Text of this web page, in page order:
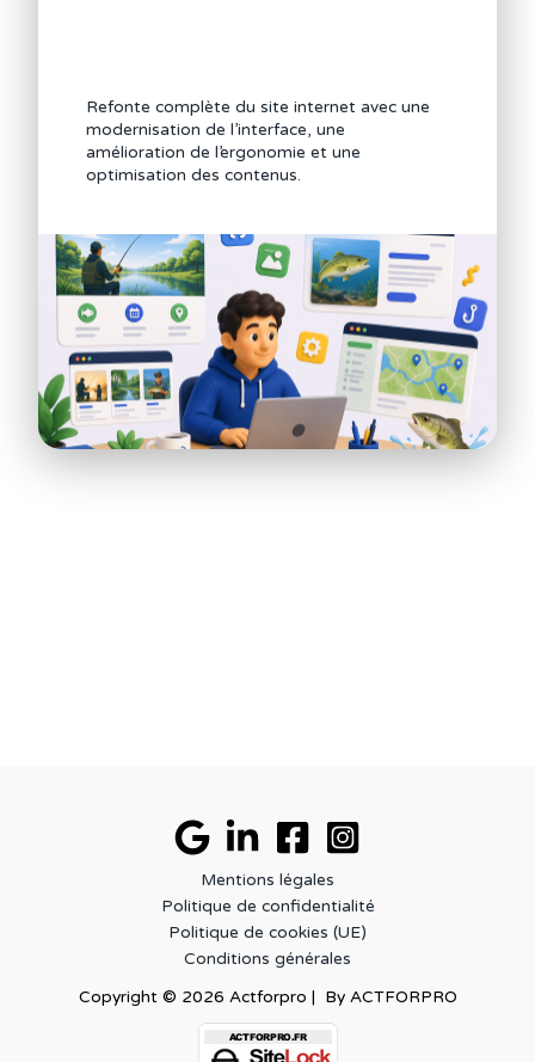
Refonte complète du site internet avec une
modernisation de l’interface, une
amélioration de l’ergonomie et une
optimisation des contenus.
Mentions légales
Politique de confidentialité
Politique de cookies (UE)
Conditions générales
Copyright © 2026 Actforpro | By ACTFORPRO